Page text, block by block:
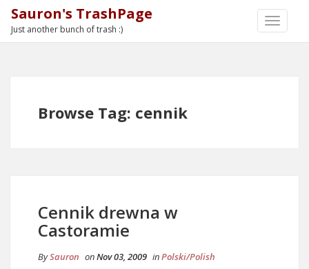
TOGGLE
Sauron's TrashPage
Just another bunch of trash :)
Browse Tag: cennik
Cennik drewna w
Castoramie
BySauron onNov 03, 2009 inPolski/Polish